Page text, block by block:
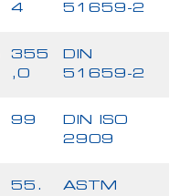
4
51659-2
355
,0
DIN
51659-2
99
DIN ISO
2909
55.
ASTM